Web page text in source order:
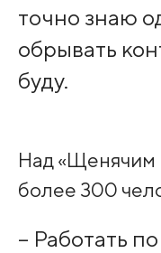
точно знаю
обрывать
буду.
Над «Щенячим
более 300
– Работать